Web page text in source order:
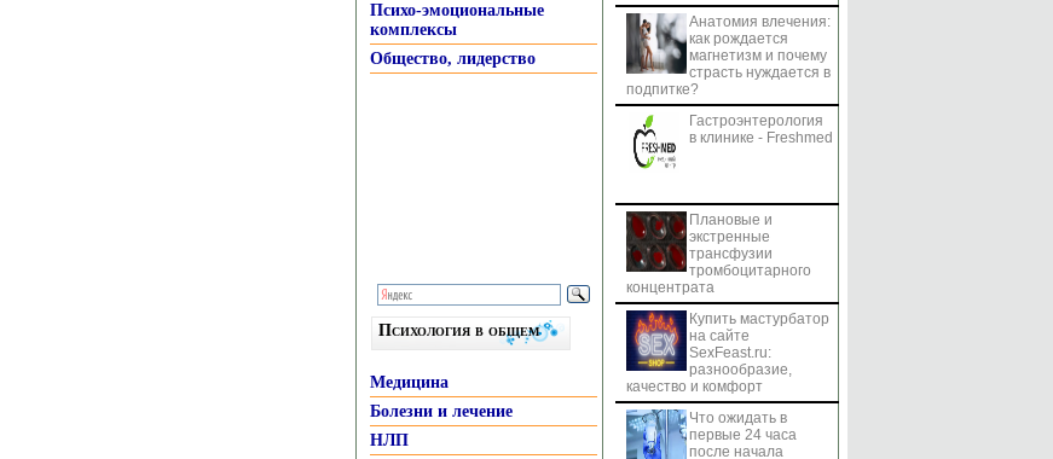
Психо-эмоциональные
комплексы
Общество, лидерство
Психология в общем
Медицина
Болезни и лечение
НЛП
Анатомия влечения:
как рождается
магнетизм и почему
страсть нуждается в
подпитке?
Гастроэнтерология
в клинике - Freshmed
Плановые и
экстренные
трансфузии
тромбоцитарного
концентрата
Купить мастурбатор
на сайте
SexFeast.ru:
разнообразие,
качество и комфорт
Что ожидать в
первые 24 часа
после начала